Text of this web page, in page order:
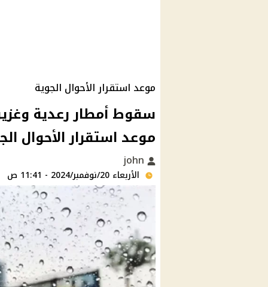
موعد استقرار الأحوال الجوية
موعد استقرار الأحوال
الأربعاء 20/نوفمبر/2024 - 11:41 ص